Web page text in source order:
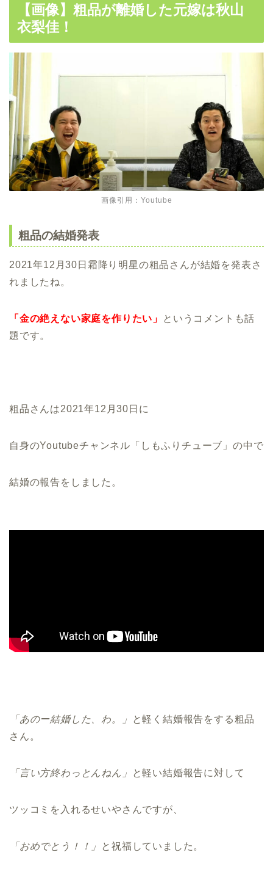
【画像】粗品が離婚した元嫁は秋山
衣梨佳！
画像引用：Youtube
粗品の結婚発表
2021年12月30日霜降り明星の粗品さんが結婚を発表さ
れましたね。
「金の絶えない家庭を作りたい」
というコメントも話
題です。
粗品さんは2021年12月30日に
自身のYoutubeチャンネル「しもふりチューブ」の中で
結婚の報告をしました。
「あのー結婚した、わ。」
と軽く結婚報告をする粗品
さん。
「言い方終わっとんねん」 と軽い結婚報告に対して
ツッコミを入れるせいやさんですが、
「おめでとう！！」 と祝福していました。